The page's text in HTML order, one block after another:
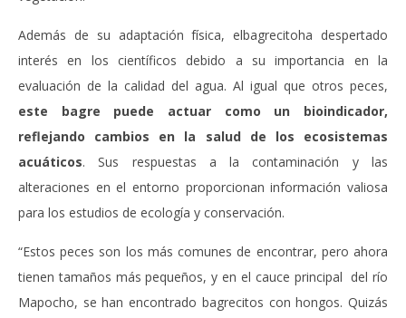
Además de su adaptación física, elbagrecitoha despertado
interés en los científicos debido a su importancia en la
evaluación de la calidad del agua. Al igual que otros peces,
este bagre puede actuar como un bioindicador,
reflejando cambios en la salud de los ecosistemas
acuáticos. Sus respuestas a la contaminación y las
alteraciones en el entorno proporcionan información valiosa
para los estudios de ecología y conservación.
“Estos peces son los más comunes de encontrar, pero ahora
tienen tamaños más pequeños, y en el cauce principal del río
Mapocho, se han encontrado bagrecitos con hongos. Quizás